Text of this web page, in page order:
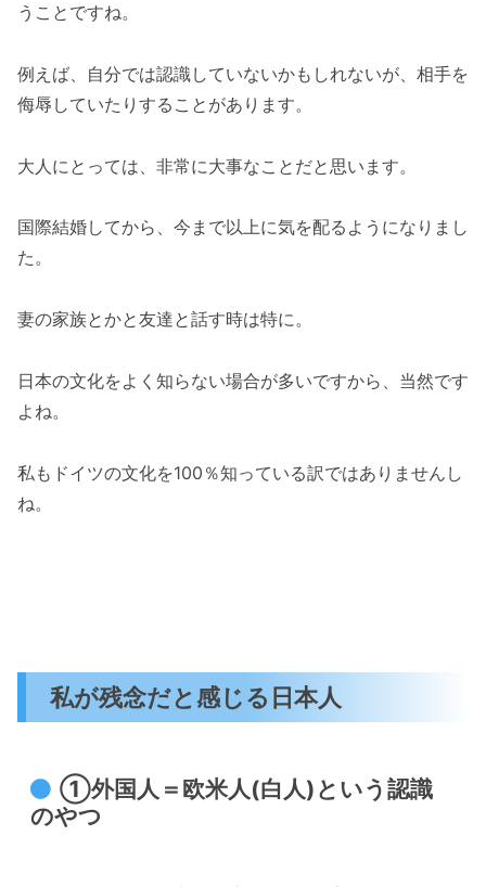
うことですね。
例えば、自分では認識していないかもしれないが、相手を
侮辱していたりすることがあります。
大人にとっては、非常に大事なことだと思います。
国際結婚してから、今まで以上に気を配るようになりまし
た。
妻の家族とかと友達と話す時は特に。
日本の文化をよく知らない場合が多いですから、当然です
よね。
私もドイツの文化を100％知っている訳ではありませんし
ね。
私が残念だと感じる日本人
①外国人＝欧米人(白人)という認識
のやつ